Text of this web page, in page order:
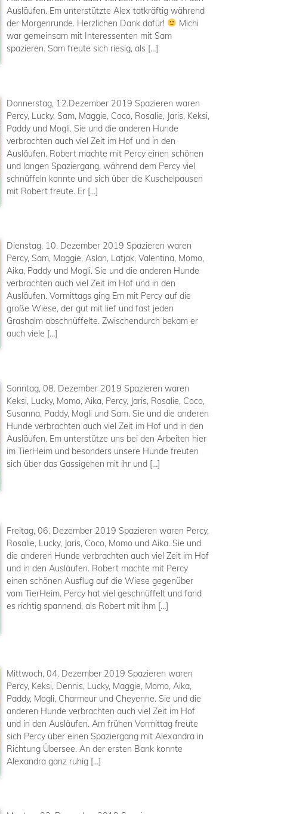
Ausläufen. Em unterstützte Alex tatkräftig während
der Morgenrunde. Herzlichen Dank dafür!
Michi
war gemeinsam mit Interessenten mit Sam
spazieren. Sam freute sich riesig, als […]
Donnerstag, 12.Dezember 2019 Spazieren waren
Percy, Lucky, Sam, Maggie, Coco, Rosalie, Jaris, Keksi,
Paddy und Mogli. Sie und die anderen Hunde
verbrachten auch viel Zeit im Hof und in den
Ausläufen. Robert machte mit Percy einen schönen
und langen Spaziergang, während dem Percy viel
schnüffeln konnte und sich über die Kuschelpausen
mit Robert freute. Er […]
Dienstag, 10. Dezember 2019 Spazieren waren
Percy, Sam, Maggie, Aslan, Latjak, Valentina, Momo,
Aika, Paddy und Mogli. Sie und die anderen Hunde
verbrachten auch viel Zeit im Hof und in den
Ausläufen. Vormittags ging Em mit Percy auf die
große Wiese, der gut mit lief und fast jeden
Grashalm abschnüffelte. Zwischendurch bekam er
auch viele […]
Sonntag, 08. Dezember 2019 Spazieren waren
Keksi, Lucky, Momo, Aika, Percy, Jaris, Rosalie, Coco,
Susanna, Paddy, Mogli und Sam. Sie und die anderen
Hunde verbrachten auch viel Zeit im Hof und in den
Ausläufen. Em unterstütze uns bei den Arbeiten hier
im TierHeim und besonders unsere Hunde freuten
sich über das Gassigehen mit ihr und […]
Freitag, 06. Dezember 2019 Spazieren waren Percy,
Rosalie, Lucky, Jaris, Coco, Momo und Aika. Sie und
die anderen Hunde verbrachten auch viel Zeit im Hof
und in den Ausläufen. Robert machte mit Percy
einen schönen Ausflug auf die Wiese gegenüber
vom TierHeim. Percy hat viel geschnüffelt und fand
es richtig spannend, als Robert mit ihm […]
Mittwoch, 04. Dezember 2019 Spazieren waren
Percy, Keksi, Dennis, Lucky, Maggie, Momo, Aika,
Paddy, Mogli, Charmeur und Cheyenne. Sie und die
anderen Hunde verbrachten auch viel Zeit im Hof
und in den Ausläufen. Am frühen Vormittag freute
sich Percy über einen Spaziergang mit Alexandra in
Richtung Übersee. An der ersten Bank konnte
Alexandra ganz ruhig […]